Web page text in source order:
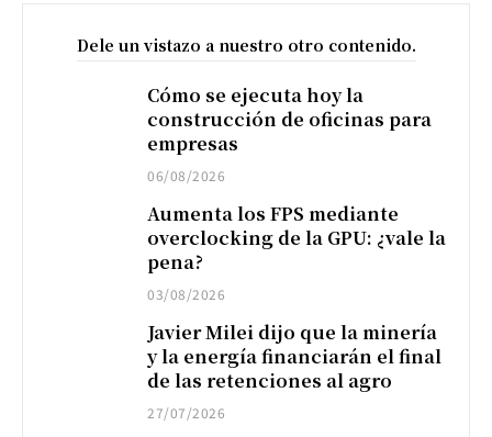
Dele un vistazo a nuestro otro contenido.
Cómo se ejecuta hoy la
construcción de oficinas para
empresas
06/08/2026
Aumenta los FPS mediante
overclocking de la GPU: ¿vale la
pena?
03/08/2026
Javier Milei dijo que la minería
y la energía financiarán el final
de las retenciones al agro
27/07/2026